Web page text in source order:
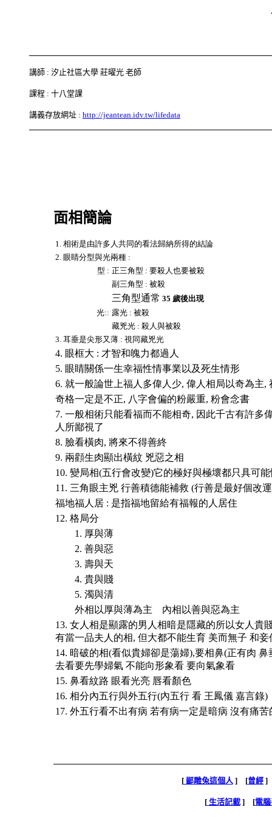
講師 : 汐止社區大學 莊曜光 老師
課程 : 十八堂課
講義存放網址 : http://jeantean.idv.tw/lifedata
面相簡論
1. 相術是由許多人共同的看法歸納所得的結論
2. 眼睛分型與光兩種 :
型 : 正三角型 : 要殺人也要被殺
副三角型 : 被殺
三角型通常 35 歲後出現
光:: 露光 : 被殺
藏兇光 : 殺人與被殺
3. 耳垂是尖形又薄 : 視同藏兇光
4. 眼框大 : 才智和魄力都過人
5. 眼睛關係一生幸福性情事業以及死生情形
6. 就一般論世上福人多偉人少, 偉人相局以奇為主,
奇格一定是不正, 八字會偏的粉嚴重, 粉會念書
7. 一般相術只能看福而不能相奇, 因此千古有許多
人所鄙視了
8. 臉看橫肉, 將來不得善終
9. 兩顴生肉顯出橫紋 兇惡之相
10. 變局相(五行會改變)它的極好與極壞都只具可
11. 三角眼主兇 行善積德能補救 (行善是最好個改
福地福人居 : 是指福地留給有福報的人居住
12. 格局分
1. 厚與薄
2. 善與惡
3. 壽與天
4. 貴與賤
5. 濁與清
外相以厚與薄為主 內相以善與惡為主
13. 女人相是顯露的男人相暗是隱藏的所以女人貴
有當一品夫人的相, 但大都不能生育 美而無子 和妾
14. 暗破的相(看似貴婦卻是蕩婦),要相鼻(正有肉
去看要先學婦氣 不能向形象看 要向氣象看
15. 鼻看紋路 眼看光亮 唇看顏色
16. 相分內五行與外五行(內五行 看 王鳳儀 嘉言錄)
17. 外五行看不出有病 若有病一定是暗病 沒有痛
[鄙雕兔這個人] [曾經]
[生活記載] [電